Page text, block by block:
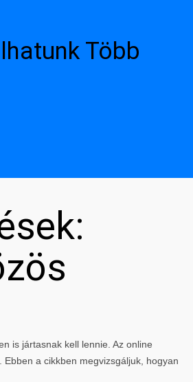
Több
is jártasnak kell lennie. Az online
a cikkben megvizsgáljuk, hogyan